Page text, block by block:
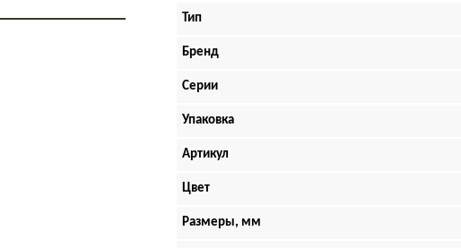
Тип
Бренд
Серии
Упаковка
Артикул
Цвет
Размеры, мм